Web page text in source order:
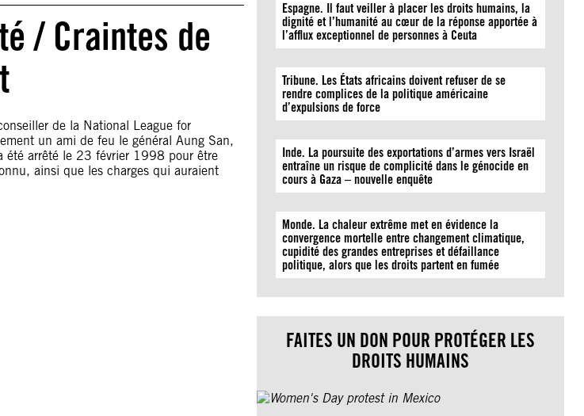
/ Craintes de
de la National League for
un ami de feu le général Aung San,
été arrêté le 23 février 1998 pour être
ainsi que les charges qui auraient
Espagne. Il faut veiller à placer les droits humains, la
dignité et l’humanité au cœur de la réponse apportée à
l’afflux exceptionnel de personnes à Ceuta
Tribune. Les États africains doivent refuser de se
rendre complices de la politique américaine
d’expulsions de force
Inde. La poursuite des exportations d’armes vers Israël
entraîne un risque de complicité dans le génocide en
cours à Gaza – nouvelle enquête
Monde. La chaleur extrême met en évidence la
convergence mortelle entre changement climatique,
cupidité des grandes entreprises et défaillance
politique, alors que les droits partent en fumée
FAITES UN DON POUR PROTÉGER LES
DROITS HUMAINS